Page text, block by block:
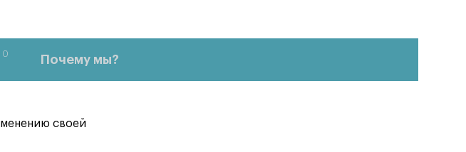
0 Почему мы?
своей